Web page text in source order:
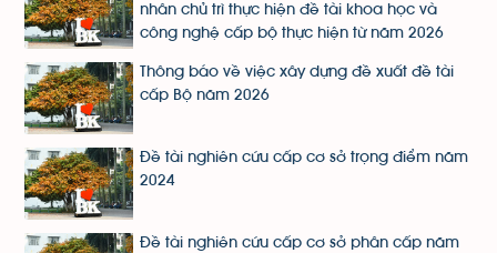
nhân chủ trì thực hiện đề tài khoa học và
công nghệ cấp bộ thực hiện từ năm 2026
Thông báo về việc xây dựng đề xuất đề tài
cấp Bộ năm 2026
Đề tài nghiên cứu cấp cơ sở trọng điểm năm
2024
Đề tài nghiên cứu cấp cơ sở phân cấp năm